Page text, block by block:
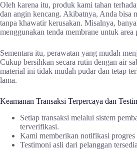
Oleh karena itu, produk kami tahan
dan angin kencang. Akibatnya, Anda bisa
tanpa khawatir kerusakan. Misalnya,
menggunakan tenda membrane untuk area
Sementara itu, perawatan yang mudah
Cukup bersihkan secara rutin dengan air
material ini tidak mudah pudar dan tetap
lama.
Keamanan Transaksi Terpercaya dan
Setiap transaksi melalui sistem
terverifikasi.
Kami memberikan notifikasi progres
Testimoni asli dari pelanggan